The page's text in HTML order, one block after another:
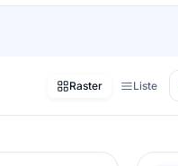
Raster Liste